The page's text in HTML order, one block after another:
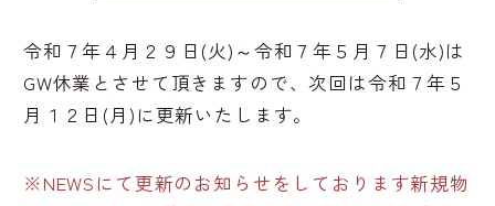
令和７年４月２９日(火)～令和７年５月７日(水)は
GW休業とさせて頂きますので、次回は令和７年５
月１２日(月)に更新いたします。
※NEWSにて更新のお知らせをしております新規物